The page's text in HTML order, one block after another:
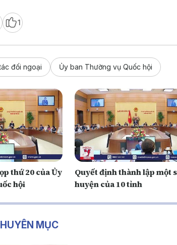
1
đối ngoại Ủy ban Thường vụ Quốc hội
thứ 20 của Ủy
hội
Quyết định thành lập một
huyện của 10 tỉnh
MỤC